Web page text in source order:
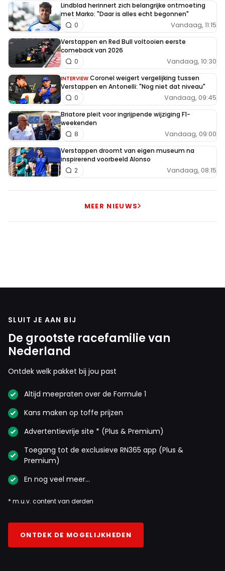
Lindblad herinnert zich belangrijke ontmoeting
met Marko: "Daar is alles echt begonnen"
Vandaag, 11:15
0
Verstappen en Red Bull voltooien eerste
comeback van 2026
Vandaag, 10:30
0
INTERVIEW Coronel weigert vergelijking tussen
Verstappen en Antonelli: "Nog niet dat niveau"
Vandaag, 09:45
0
Briatore pleit voor ingrijpende wijziging F1-
weekenden
Vandaag, 09:00
8
Verstappen droomt van eigen museum na
inspirerend voorbeeld Alonso
Vandaag, 08:15
2
MEER NIEUWS
SLUIT JE AAN BIJ
De grootste racefamilie van
Nederland
Ontdek welk pakket bij jou past
Altijd meepraten over de Formule 1
Kans maken op toffe prijzen
Advertentievrije site * (Plus & Premium)
Toegang tot de exclusieve RN365 app (Plus &
Premium)
En nog veel meer…
* m.u.v. content van derden
ONTDEK DE MOGELIJKHEDEN